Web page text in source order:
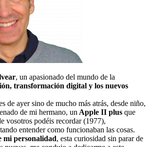
, un apasionado del mundo de la
transformación digital y los nuevos
de ayer sino de mucho más atrás, desde niño,
de mi hermano, un Apple II plus que
vosotros podéis recordar (1977),
entender como funcionaban las cosas.
mi personalidad, esta curiosidad sin parar de